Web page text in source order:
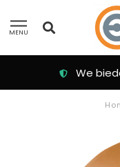
MENU
We